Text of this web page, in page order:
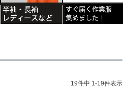
19件中 1 -19件表示